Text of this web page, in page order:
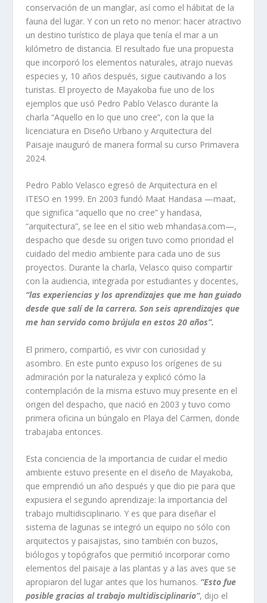
conservación de un manglar, así como el hábitat de la
fauna del lugar. Y con un reto no menor: hacer atractivo
un destino turístico de playa que tenía el mar a un
kilómetro de distancia. El resultado fue una propuesta
que incorporó los elementos naturales, atrajo nuevas
especies y, 10 años después, sigue cautivando a los
turistas. El proyecto de Mayakoba fue uno de los
ejemplos que usó Pedro Pablo Velasco durante la
charla “Aquello en lo que uno cree”, con la que la
licenciatura en Diseño Urbano y Arquitectura del
Paisaje inauguró de manera formal su curso Primavera
2024.
Pedro Pablo Velasco egresó de Arquitectura en el
ITESO en 1999. En 2003 fundó Maat Handasa —maat,
que significa “aquello que no cree” y handasa,
“arquitectura”, se lee en el sitio web mhandasa.com—,
despacho que desde su origen tuvo como prioridad el
cuidado del medio ambiente para cada uno de sus
proyectos. Durante la charla, Velasco quiso compartir
con la audiencia, integrada por estudiantes y docentes,
“las experiencias y los aprendizajes que me han guiado
desde que salí de la carrera. Son seis aprendizajes que
me han servido como brújula en estos 20 años”.
El primero, compartió, es vivir con curiosidad y
asombro. En este punto expuso los orígenes de su
admiración por la naturaleza y explicó cómo la
contemplación de la misma estuvo muy presente en el
origen del despacho, que nació en 2003 y tuvo como
primera oficina un búngalo en Playa del Carmen, donde
trabajaba entonces.
Esta conciencia de la importancia de cuidar el medio
ambiente estuvo presente en el diseño de Mayakoba,
que emprendió un año después y que dio pie para que
expusiera el segundo aprendizaje: la importancia del
trabajo multidisciplinario. Y es que para diseñar el
sistema de lagunas se integró un equipo no sólo con
arquitectos y paisajistas, sino también con buzos,
biólogos y topógrafos que permitió incorporar como
elementos del paisaje a las plantas y a las aves que se
apropiaron del lugar antes que los humanos. “Esto fue
posible gracias al trabajo multidisciplinario”, dijo el